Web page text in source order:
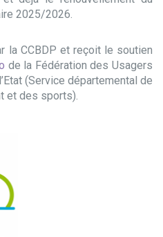
2025/2026.
la CCBDP et reçoit le soutien
de la Fédération des Usagers
(Service départemental de
et des sports).